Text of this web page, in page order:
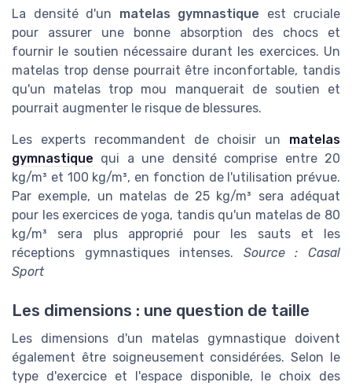
La densité d'un matelas gymnastique est cruciale
pour assurer une bonne absorption des chocs et
fournir le soutien nécessaire durant les exercices. Un
matelas trop dense pourrait être inconfortable, tandis
qu'un matelas trop mou manquerait de soutien et
pourrait augmenter le risque de blessures.
Les experts recommandent de choisir un matelas
gymnastique qui a une densité comprise entre 20
kg/m³ et 100 kg/m³, en fonction de l'utilisation prévue.
Par exemple, un matelas de 25 kg/m³ sera adéquat
pour les exercices de yoga, tandis qu'un matelas de 80
kg/m³ sera plus approprié pour les sauts et les
réceptions gymnastiques intenses. Source : Casal
Sport
Les dimensions : une question de taille
Les dimensions d'un matelas gymnastique doivent
également être soigneusement considérées. Selon le
type d'exercice et l'espace disponible, le choix des